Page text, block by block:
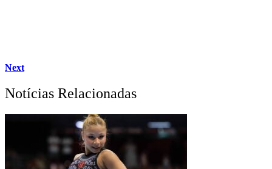
Next
Notícias Relacionadas